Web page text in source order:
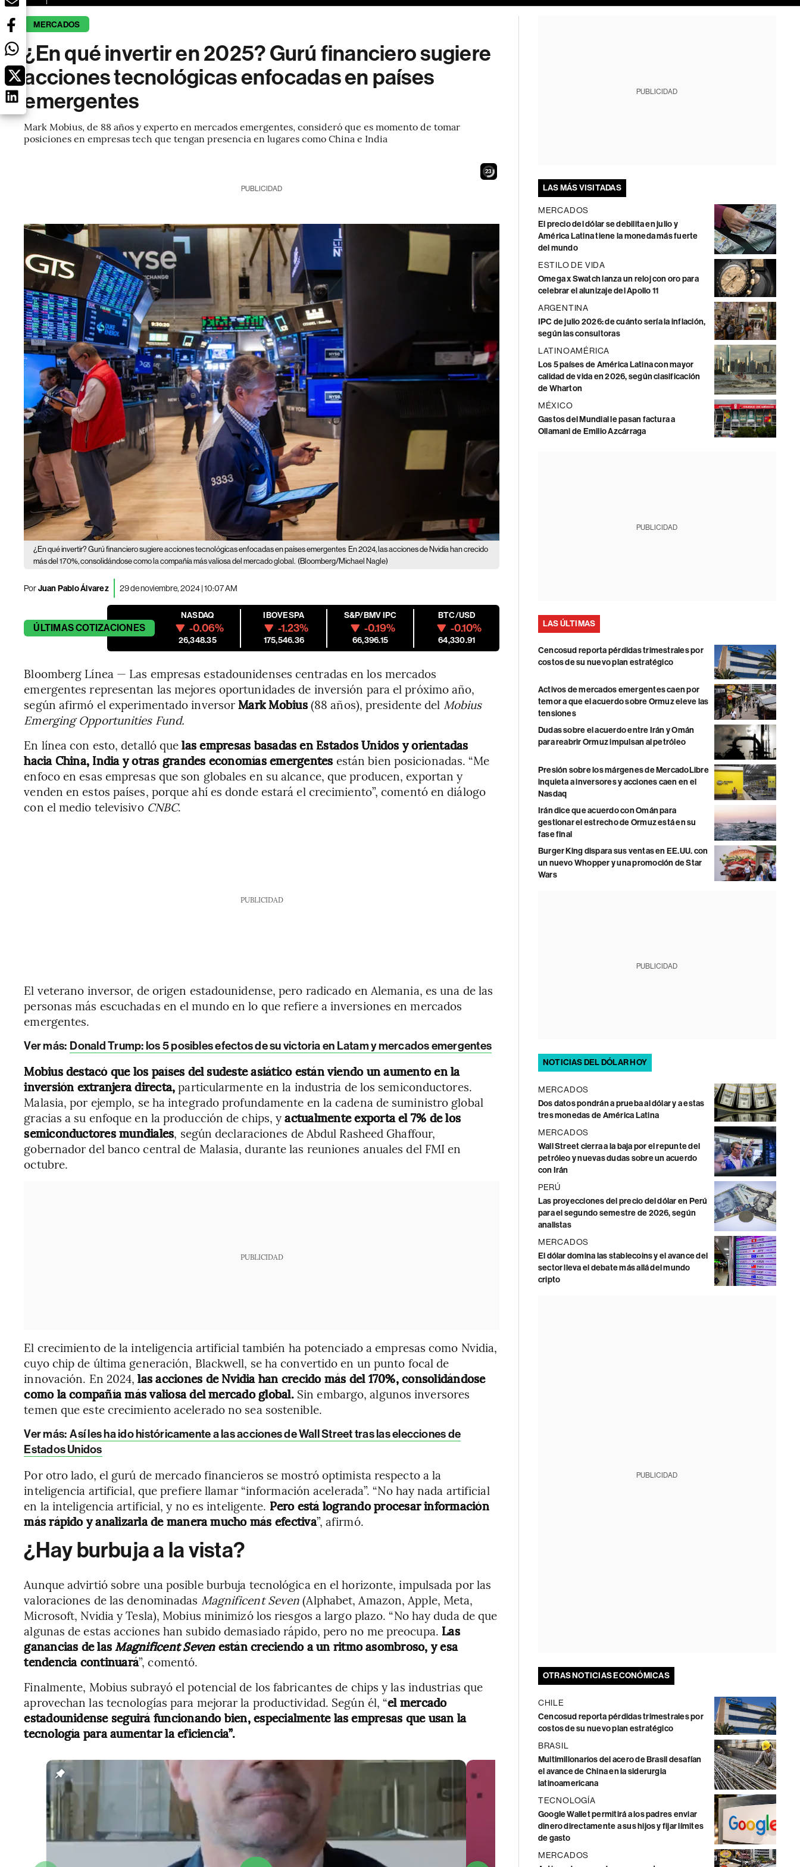
MERCADOS
¿En qué invertir en 2025? Gurú financiero sugiere
acciones tecnológicas enfocadas en países
emergentes
Mark Mobius, de 88 años y experto en mercados emergentes, consideró que es momento de tomar
posiciones en empresas tech que tengan presencia en lugares como China e India
21
PUBLICIDAD
¿En qué invertir? Gurú financiero sugiere acciones tecnológicas enfocadas en países emergentes En 2024, las acciones de Nvidia han crecido
más del 170%, consolidándose como la compañía más valiosa del mercado global. (Bloomberg/Michael Nagle)
PorJuan Pablo Álvarez 29 de noviembre, 2024 | 10:07 AM
ÚLTIMASCOTIZACIONES
NASDAQ
-0.06%
26,348.35
IBOVESPA
-1.23%
175,546.36
S&P/BMV IPC
-0.19%
66,396.15
BTC/USD
-0.10%
64,330.91
Bloomberg Línea — Las empresas estadounidenses centradas en los mercados
emergentes representan las mejores oportunidades de inversión para el próximo año,
según afirmó el experimentado inversorMark Mobius(88 años), presidente del Mobius
Emerging Opportunities Fund.
En línea con esto, detalló quelas empresas basadas en Estados Unidos y orientadas
hacia China, India y otras grandes economías emergentes están bien posicionadas. “Me
enfoco en esas empresas que son globales en su alcance, que producen, exportan y
venden en estos países, porque ahí es donde estará el crecimiento”, comentó en diálogo
con el medio televisivo CNBC.
PUBLICIDAD
El veterano inversor, de origen estadounidense, pero radicado en Alemania, es una de las
personas más escuchadas en el mundo en lo que refiere a inversiones en mercados
emergentes.
Ver más: Donald Trump: los 5 posibles efectos de su victoria en Latam y mercados emergentes
Mobius destacó que los países del sudeste asiático están viendo un aumento en la
inversión extranjera directa,particularmente en la industria de los semiconductores.
Malasia, por ejemplo, se ha integrado profundamente en la cadena de suministro global
gracias a su enfoque en la producción de chips, yactualmente exporta el 7% de los
semiconductores mundiales, según declaraciones de Abdul Rasheed Ghaffour,
gobernador del banco central de Malasia, durante las reuniones anuales del FMI en
octubre.
PUBLICIDAD
El crecimiento de la inteligencia artificial también ha potenciado a empresas como Nvidia,
cuyo chip de última generación, Blackwell, se ha convertido en un punto focal de
innovación. En 2024,las acciones de Nvidia han crecido más del 170%, consolidándose
como la compañía más valiosa del mercado global. Sin embargo, algunos inversores
temen que este crecimiento acelerado no sea sostenible.
Ver más: Así les ha ido históricamente a las acciones de Wall Street tras las elecciones de
Estados Unidos
Por otro lado, el gurú de mercado financieros se mostró optimista respecto a la
inteligencia artificial, que prefiere llamar “información acelerada”. “No hay nada artificial
en la inteligencia artificial, y no es inteligente. Pero está logrando procesar información
más rápido y analizarla de manera mucho más efectiva”, afirmó.
¿Hay burbuja a la vista?
Aunque advirtió sobre una posible burbuja tecnológica en el horizonte, impulsada por las
valoraciones de las denominadas Magnificent Seven(Alphabet, Amazon, Apple, Meta,
Microsoft, Nvidia y Tesla), Mobius minimizó los riesgos a largo plazo. “No hay duda de que
algunas de estas acciones han subido demasiado rápido, pero no me preocupa. Las
ganancias de las Magnificent Sevenestán creciendo a un ritmo asombroso, y esa
tendencia continuará”, comentó.
Finalmente, Mobius subrayó el potencial de los fabricantes de chips y las industrias que
aprovechan las tecnologías para mejorar la productividad. Según él, “el mercado
estadounidense seguirá funcionando bien, especialmente las empresas que usan la
tecnología para aumentar la eficiencia”.
PUBLICIDAD
LAS MÁS VISITADAS
MERCADOS
El precio del dólar se debilita en julio y
América Latina tiene la moneda más fuerte
del mundo
ESTILO DE VIDA
Omega x Swatch lanza un reloj con oro para
celebrar el alunizaje del Apollo 11
ARGENTINA
IPC de julio 2026: de cuánto sería la inflación,
según las consultoras
LATINOAMÉRICA
Los 5 países de América Latina con mayor
calidad de vida en 2026, según clasificación
de Wharton
MÉXICO
Gastos del Mundial le pasan factura a
Ollamani de Emilio Azcárraga
PUBLICIDAD
LAS ÚLTIMAS
Cencosud reporta pérdidas trimestrales por
costos de su nuevo plan estratégico
Activos de mercados emergentes caen por
temor a que el acuerdo sobre Ormuz eleve las
tensiones
Dudas sobre el acuerdo entre Irán y Omán
para reabrir Ormuz impulsan al petróleo
Presión sobre los márgenes de MercadoLibre
inquieta a inversores y acciones caen en el
Nasdaq
Irán dice que acuerdo con Omán para
gestionar el estrecho de Ormuz está en su
fase final
Burger King dispara sus ventas en EE.UU. con
un nuevo Whopper y una promoción de Star
Wars
PUBLICIDAD
NOTICIAS DEL DÓLAR HOY
MERCADOS
Dos datos pondrán a prueba al dólar y a estas
tres monedas de América Latina
MERCADOS
Wall Street cierra a la baja por el repunte del
petróleo y nuevas dudas sobre un acuerdo
con Irán
PERÚ
Las proyecciones del precio del dólar en Perú
para el segundo semestre de 2026, según
analistas
MERCADOS
El dólar domina las stablecoins y el avance del
sector lleva el debate más allá del mundo
cripto
PUBLICIDAD
OTRAS NOTICIAS ECONÓMICAS
CHILE
Cencosud reporta pérdidas trimestrales por
costos de su nuevo plan estratégico
BRASIL
Multimillonarios del acero de Brasil desafían
el avance de China en la siderurgia
latinoamericana
TECNOLOGÍA
Google Wallet permitirá a los padres enviar
dinero directamente a sus hijos y fijar límites
de gasto
MERCADOS